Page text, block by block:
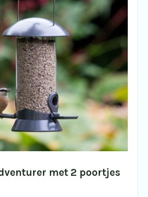
met 2 poortjes